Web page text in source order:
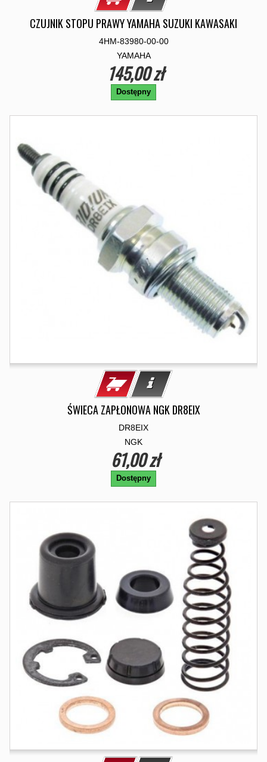
CZUJNIK STOPU PRAWY YAMAHA SUZUKI KAWASAKI
4HM-83980-00-00
YAMAHA
145,00 zł
Dostępny
ŚWIECA ZAPŁONOWA NGK DR8EIX
DR8EIX
NGK
61,00 zł
Dostępny